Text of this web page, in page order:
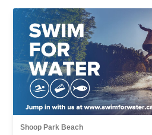
Shoop Park Beach